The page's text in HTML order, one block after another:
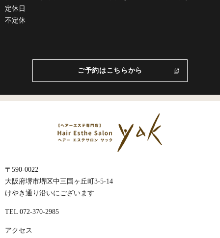
定休日
不定休
ご予約はこちらから
〒590-0022
大阪府堺市堺区中三国ヶ丘町3-5-14
けやき通り沿いにございます
TEL 072-370-2985
アクセス